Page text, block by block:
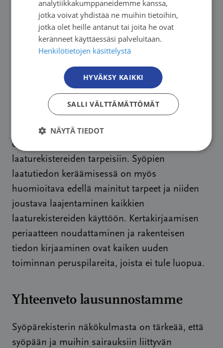
minkään laatutiedon pohjaksi. Monet näistä
tavoitteista ovat kuitenkin yhteisiä eri
tautiryhmien kesken. THL:n aiemmassa
laaturekisterityön raportissa tärkeinä
tavoiteltavina lopputuloksina olivat esimerkiksi
terveyteen liittyvä elämänlaatu, toimintakyky,
hoidon sivuvaikutukset ja potilastyytyväisyys.
Tärkeitä kansallisia rakenteita ja toimintatapoja
näiden tietojen keräämiseksi voidaan toteuttaa
osana THL:n järjestelmähankkeita eri
laaturekistereiden tarpeisiin. Syöpien
laatutiedon keräämisessä on myös
huomioitava edellä mainitut tarpeet ja niiden
joustava laajentaminen kaikkien
laaturekistereiden käyttöön. Kertakirjaamisen
periaatteen noudattaminen ja rakenteisen
tiedon kirjaaminen ovat kaiken uuden
toiminnan peruspilareita, joista ei tule luopua.
Yhteenveto lausunnostamme
Syöpärekisterin näkökulmasta on tärkeää, että
syöpään ja muihin sairauksiin liittyvän
analytiikkakumppaneidemme kanssa,
jotka voivat yhdistää ne muihin tietoihin,
jotka olet heille antanut tai joita he ovat
keränneet käyttäessäsi palveluitaan.
Henkilötietojen käsittelystä
HYVÄKSY KAIKKI
SALLI VÄLTTÄMÄTTÖMÄT
NÄYTÄ TIEDOT